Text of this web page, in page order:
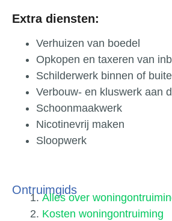
Extra diensten:
Verhuizen van boedel
Opkopen en taxeren van
Schilderwerk binnen of
Verbouw- en kluswerk aan
Schoonmaakwerk
Nicotinevrij maken
Sloopwerk
Ontruimgids
Alles over
Kosten woningontruiming